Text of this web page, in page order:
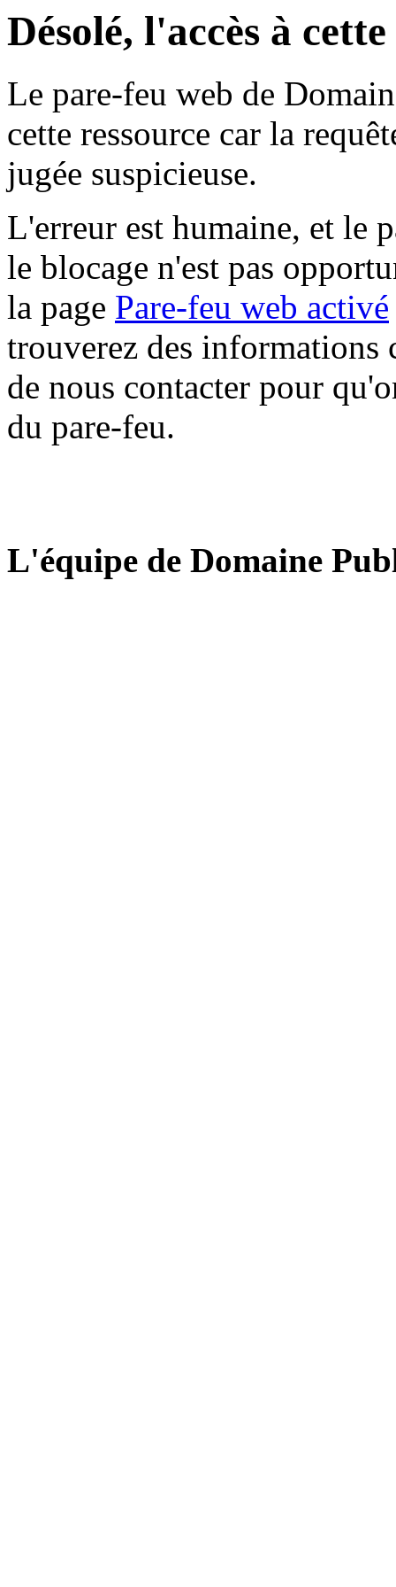
Désolé, l'accès à
Le pare-feu web de
cette ressource car la
jugée suspicieuse.
L'erreur est humaine, et le
le blocage n'est pas
la page Pare-feu web activé
trouverez des informations
de nous contacter pour
du pare-feu.
L'équipe de Domaine